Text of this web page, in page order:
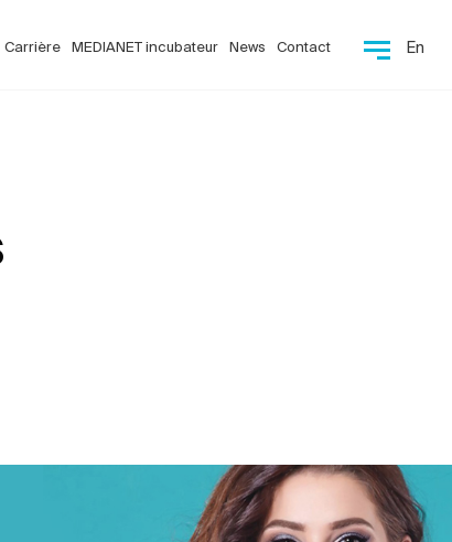
Carrière MEDIANET incubateur News Contact En